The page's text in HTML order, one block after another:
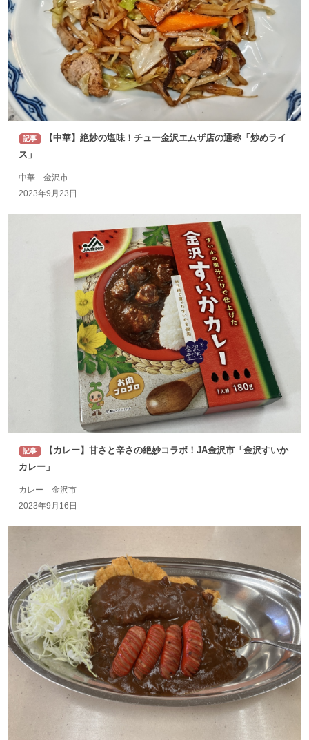
記事
【中華】絶妙の塩味！チュー金沢エムザ店の通称「炒めライ
ス」
中華 金沢市
2023年9月23日
記事
【カレー】甘さと辛さの絶妙コラボ！JA金沢市「金沢すいか
カレー」
カレー 金沢市
2023年9月16日